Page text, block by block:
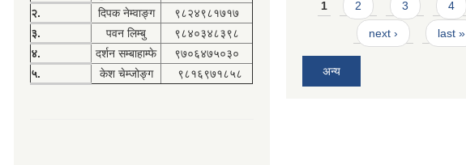
२.
दिपक नेम्वाङ्ग
९८२४९८१७१७
३.
पवन लिम्बु
९८४०३४८३९८
४.
दर्शन सम्बाहाम्फे
९७०६४७५०३०
५.
केश चेम्जोङ्ग ९८१६९७१८५८
1 2 3 4
next › last »
अन्य